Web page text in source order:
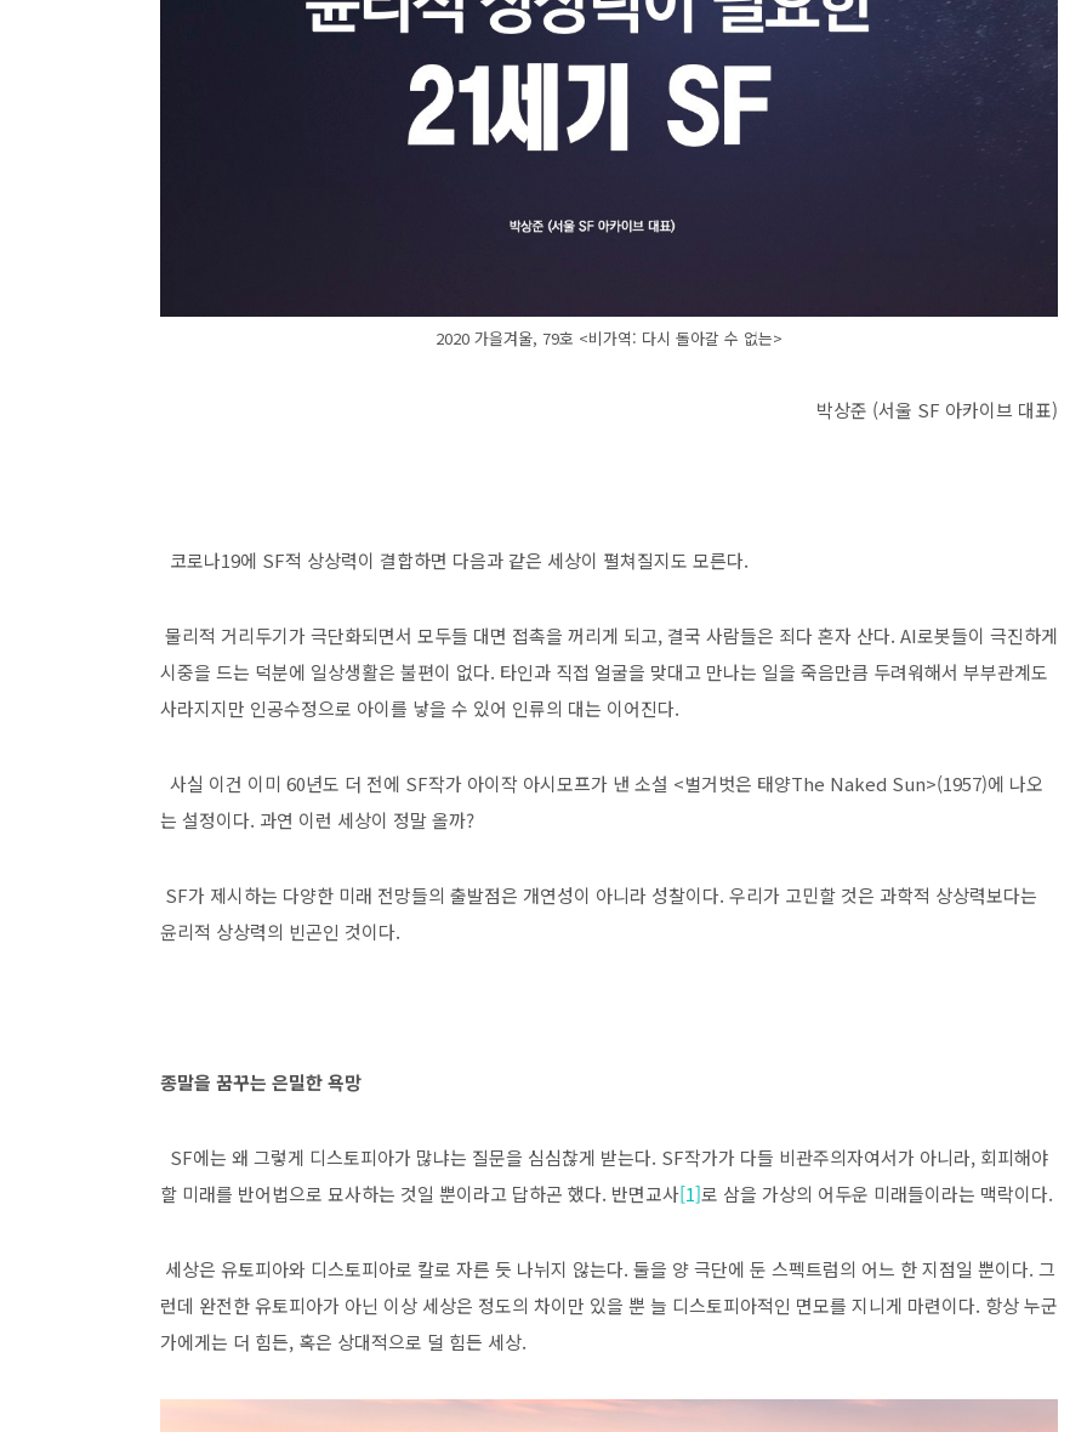
2020 가을겨울, 79호 <비가역: 다시 돌아갈 수 없는>
박상준 (서울 SF 아카이브 대표)
코로나19에 SF적 상상력이 결합하면 다음과 같은 세상이 펼쳐질지도 모른다.
물리적 거리두기가 극단화되면서 모두들 대면 접촉을 꺼리게 되고, 결국 사람들은 죄다 혼자 산다. AI로봇들이 극진하게
시중을 드는 덕분에 일상생활은 불편이 없다. 타인과 직접 얼굴을 맞대고 만나는 일을 죽음만큼 두려워해서 부부관계도
사라지지만 인공수정으로 아이를 낳을 수 있어 인류의 대는 이어진다.
사실 이건 이미 60년도 더 전에 SF작가 아이작 아시모프가 낸 소설 <벌거벗은 태양The Naked Sun>(1957)에 나오
는 설정이다. 과연 이런 세상이 정말 올까?
SF가 제시하는 다양한 미래 전망들의 출발점은 개연성이 아니라 성찰이다. 우리가 고민할 것은 과학적 상상력보다는
윤리적 상상력의 빈곤인 것이다.
종말을 꿈꾸는 은밀한 욕망
SF에는 왜 그렇게 디스토피아가 많냐는 질문을 심심찮게 받는다. SF작가가 다들 비관주의자여서가 아니라, 회피해야
할 미래를 반어법으로 묘사하는 것일 뿐이라고 답하곤 했다. 반면교사[1]로 삼을 가상의 어두운 미래들이라는 맥락이다.
세상은 유토피아와 디스토피아로 칼로 자른 듯 나뉘지 않는다. 둘을 양 극단에 둔 스펙트럼의 어느 한 지점일 뿐이다. 그
런데 완전한 유토피아가 아닌 이상 세상은 정도의 차이만 있을 뿐 늘 디스토피아적인 면모를 지니게 마련이다. 항상 누군
가에게는 더 힘든, 혹은 상대적으로 덜 힘든 세상.